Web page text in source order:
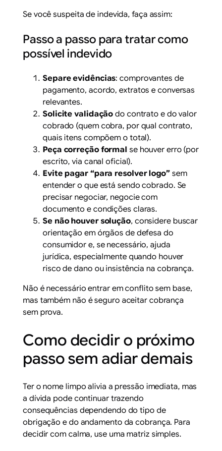
Se você suspeita de indevida, faça assim:
Passo a passo para tratar como
possível indevido
Separe evidências: comprovantes de
pagamento, acordo, extratos e conversas
relevantes.
Solicite validação do contrato e do valor
cobrado (quem cobra, por qual contrato,
quais itens compõem o total).
Peça correção formal se houver erro (por
escrito, via canal oficial).
Evite pagar “para resolver logo”sem
entender o que está sendo cobrado. Se
precisar negociar, negocie com
documento e condições claras.
Se não houver solução, considere buscar
orientação em órgãos de defesa do
consumidor e, se necessário, ajuda
jurídica, especialmente quando houver
risco de dano ou insistência na cobrança.
Não é necessário entrar em conflito sem base,
mas também não é seguro aceitar cobrança
sem prova.
Como decidir o próximo
passo sem adiar demais
Ter o nome limpo alivia a pressão imediata, mas
a dívida pode continuar trazendo
consequências dependendo do tipo de
obrigação e do andamento da cobrança. Para
decidir com calma, use uma matriz simples.